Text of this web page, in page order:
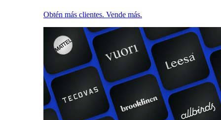
Obtén más clientes. Vende más.